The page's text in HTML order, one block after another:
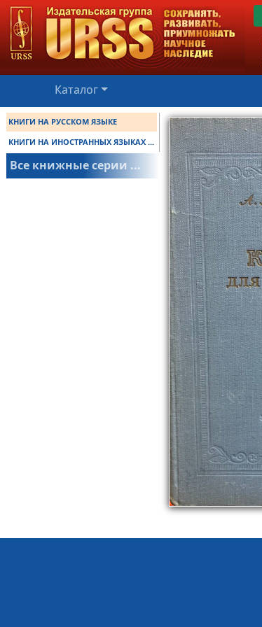
Каталог
КНИГИ НА РУССКОМ ЯЗЫКЕ
КНИГИ НА ИНОСТРАННЫХ ЯЗЫКАХ ...
Все книжные серии ...